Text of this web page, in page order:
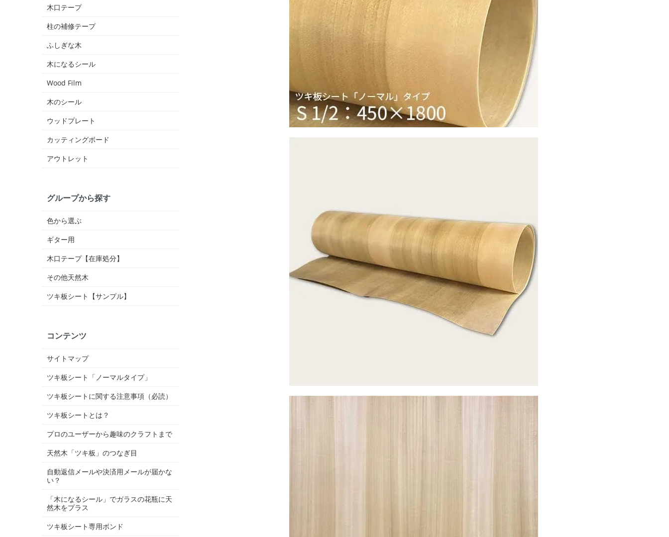
木口テープ
柱の補修テープ
ふしぎな木
木になるシール
Wood Film
木のシール
ウッドプレート
カッティングボード
アウトレット
グループから探す
色から選ぶ
ギター用
木口テープ【在庫処分】
その他天然木
ツキ板シート【サンプル】
コンテンツ
サイトマップ
ツキ板シート「ノーマルタイプ」
ツキ板シートに関する注意事項（必読）
ツキ板シートとは？
プロのユーザーから趣味のクラフトまで
天然木「ツキ板」のつなぎ目
自動返信メールや決済用メールが届かな
い？
「木になるシール」でガラスの花瓶に天
然木をプラス
ツキ板シート専用ボンド